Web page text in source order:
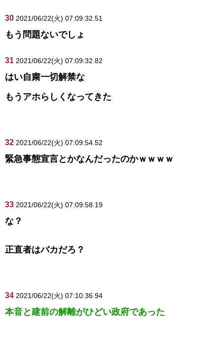
30 2021/06/22(火) 07:09:32.51
もう問題ないでしょ
31 2021/06/22(火) 07:09:32.82
はい自粛一切解禁な
もうアホらしくなってきた
32 2021/06/22(火) 07:09:54.52
緊急事態宣言とかなんだったのかｗｗｗｗ
33 2021/06/22(火) 07:09:58.19
な？
正直者はバカだろ？
34 2021/06/22(火) 07:10:36.94
本音と建前の解離がひどい政府であった